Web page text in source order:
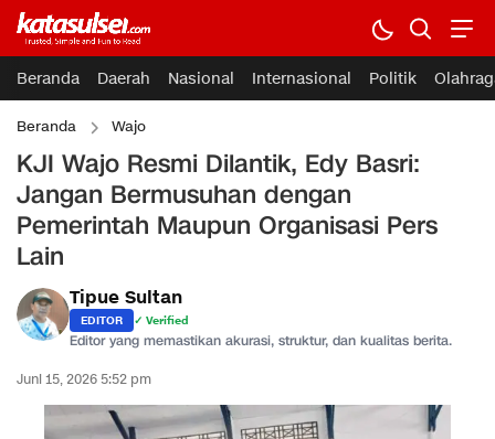
Beranda Daerah Nasional Internasional Politik
Beranda Wajo
KJI Wajo Resmi Dilantik, Edy Basri:
Jangan Bermusuhan dengan
Pemerintah Maupun Organisasi Pers
Lain
Tipue Sultan
EDITOR ✓ Verified
Editor yang memastikan akurasi, struktur, dan kualitas berita.
Juni 15, 2026 5:52 pm